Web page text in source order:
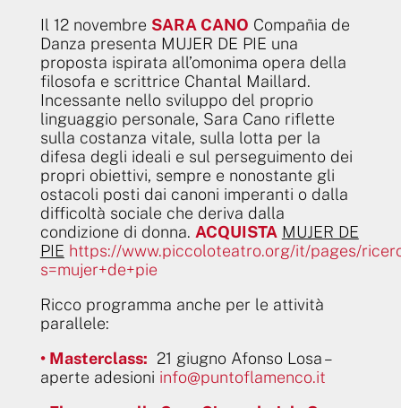
Il 12 novembre SARA CANO Compañia de
Danza presenta MUJER DE PIE una
proposta ispirata all’omonima opera della
filosofa e scrittrice Chantal Maillard.
Incessante nello sviluppo del proprio
linguaggio personale, Sara Cano riflette
sulla costanza vitale, sulla lotta per la
difesa degli ideali e sul perseguimento dei
propri obiettivi, sempre e nonostante gli
ostacoli posti dai canoni imperanti o dalla
difficoltà sociale che deriva dalla
condizione di donna. ACQUISTA MUJER DE
PIE https://www.piccoloteatro.org/it/pages/
s=mujer+de+pie
Ricco programma anche per le attività
parallele:
• Masterclass: 21 giugno Afonso Losa –
aperte adesioni info@puntoflamenco.it